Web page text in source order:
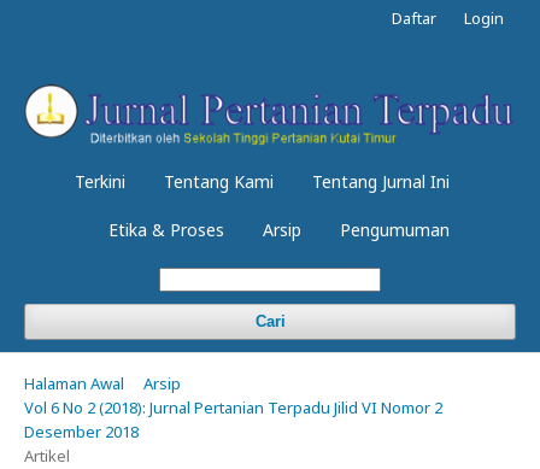
Terkini Tentang Kami Tentang Jurnal Ini
Etika & Proses Arsip Pengumuman
Cari
Daftar Login
Halaman Awal
Arsip
Vol 6 No 2 (2018): Jurnal Pertanian Terpadu Jilid VI Nomor 2
Desember 2018
Artikel